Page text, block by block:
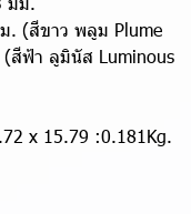
. (สีขาว พลูม Plume
สีฟ้า ลูมินัส Luminous
x 15.79 :0.181Kg.